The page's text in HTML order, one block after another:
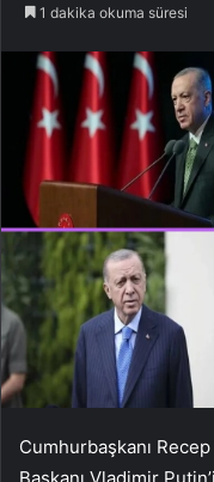
1 dakika okuma süresi
Cumhurbaşkanı
Başkanı Vladimir